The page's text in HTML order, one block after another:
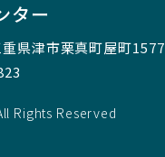
ター
重県津市栗真町屋町1577
Rights Reserved